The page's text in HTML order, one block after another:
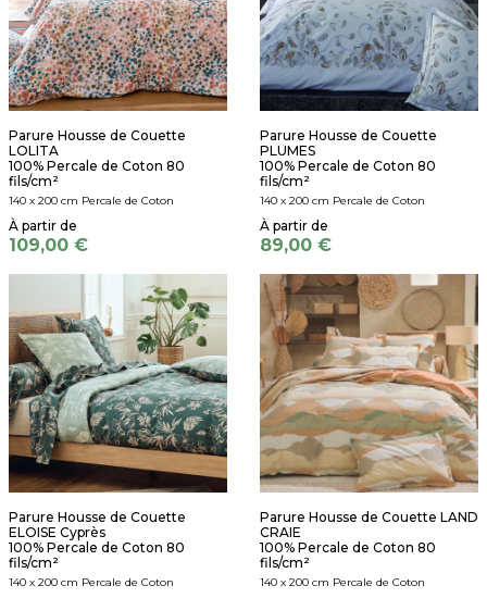
Parure Housse de Couette
LOLITA
100% Percale de Coton 80
fils/cm²
140 x 200 cm Percale de Coton
109,00 €
Parure Housse de Couette
PLUMES
100% Percale de Coton 80
fils/cm²
140 x 200 cm Percale de Coton
89,00 €
Parure Housse de Couette
ELOISE Cyprès
100% Percale de Coton 80
fils/cm²
140 x 200 cm Percale de Coton
Parure Housse de Couette LAND
CRAIE
100% Percale de Coton 80
fils/cm²
140 x 200 cm Percale de Coton